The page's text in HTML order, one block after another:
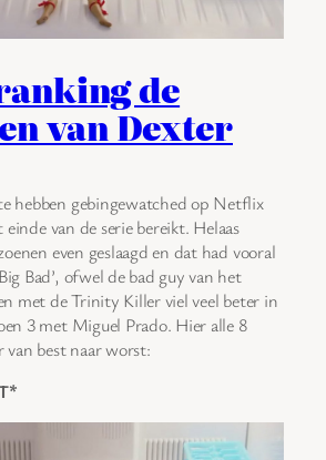
de
van Dexter
hebben gebingewatched op Netflix
van de serie bereikt. Helaas
even geslaagd en dat had vooral
Bad’, ofwel de bad guy van het
met de Trinity Killer viel veel beter in
3 met Miguel Prado. Hier alle 8
van best naar worst: